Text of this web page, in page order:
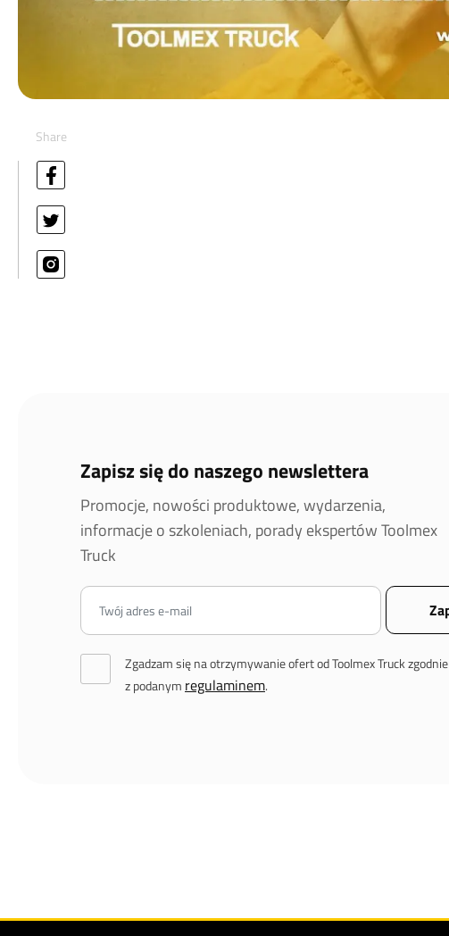
Share
Zapisz się do naszego newslettera
Promocje, nowości produktowe, wydarzenia,
informacje o szkoleniach, porady ekspertów Toolmex
Truck
Zgadzam się na otrzymywanie ofert od Toolmex Truck zgodnie
z podanym regulaminem.